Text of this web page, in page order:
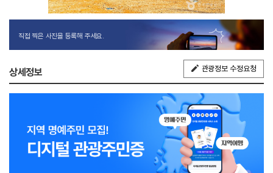
직접 찍은 사진을 등록해 주세요.
상세정보 관광정보 수정요청